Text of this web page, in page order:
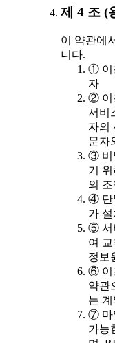
제 4 조 (
이 약관에
니다.
① 이
자
② 이
서비
자의
문자
③ 비
기
의
④ 단
가
⑤ 서
여
정보
⑥ 이
약관
는
⑦ 마
가능